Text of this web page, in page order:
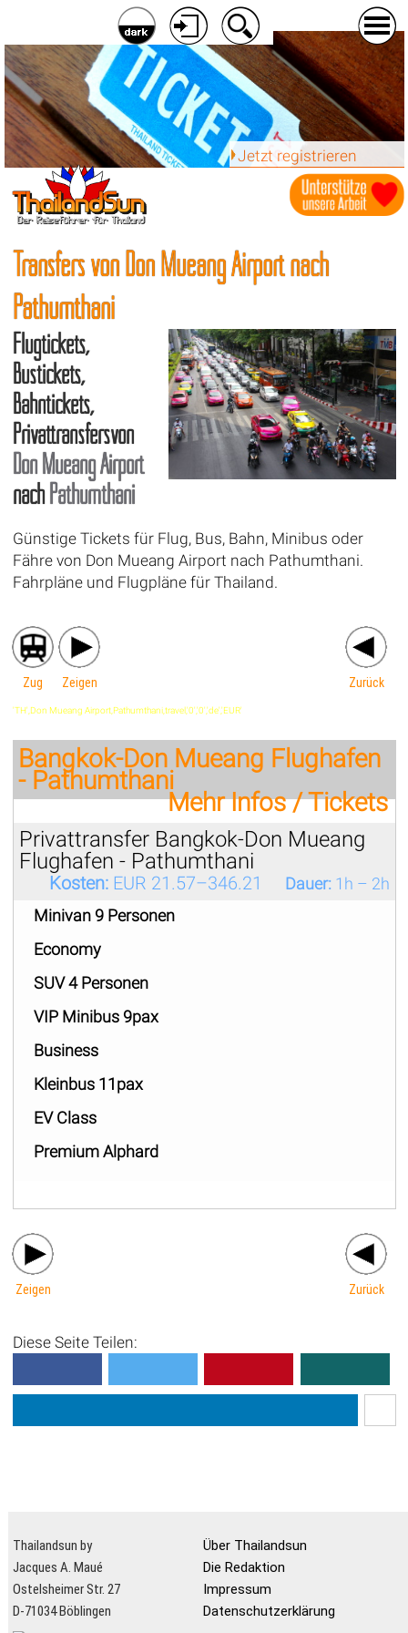
Jetzt registrieren
Transfers von Don Mueang Airport nach
Pathumthani
Flugtickets,
Bustickets,
Bahntickets,
Privattransfersvon
Don Mueang Airport
nach Pathumthani
Günstige Tickets für Flug, Bus, Bahn, Minibus oder
Fähre von Don Mueang Airport nach Pathumthani.
Fahrpläne und Flugpläne für Thailand.
Zug Zeigen Zurück
'TH',Don Mueang Airport,Pathumthani,travel,'0','0','de','EUR'
Bangkok-Don Mueang Flughafen
- Pathumthani
Mehr Infos / Tickets
Privattransfer Bangkok-Don Mueang
Flughafen - Pathumthani
Kosten:EUR 21.57–346.21 Dauer:1h – 2h
Minivan 9 Personen
Economy
SUV 4 Personen
VIP Minibus 9pax
Business
Kleinbus 11pax
EV Class
Premium Alphard
Zeigen Zurück
Diese Seite Teilen:
Thailandsun by
Jacques A. Maué
Ostelsheimer Str. 27
D-71034 Böblingen
Über Thailandsun
Die Redaktion
Impressum
Datenschutzerklärung